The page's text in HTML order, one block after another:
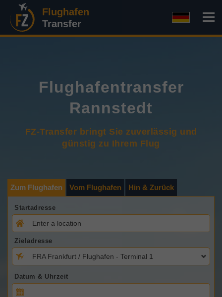
Flughafen
Transfer
Flughafentransfer
Rannstedt
FZ-Transfer bringt Sie zuverlässig und
günstig zu Ihrem Flug
Zum Flughafen Vom Flughafen Hin & Zurück
Startadresse
Zieladresse
FRA Frankfurt / Flughafen - Terminal 1
Datum & Uhrzeit